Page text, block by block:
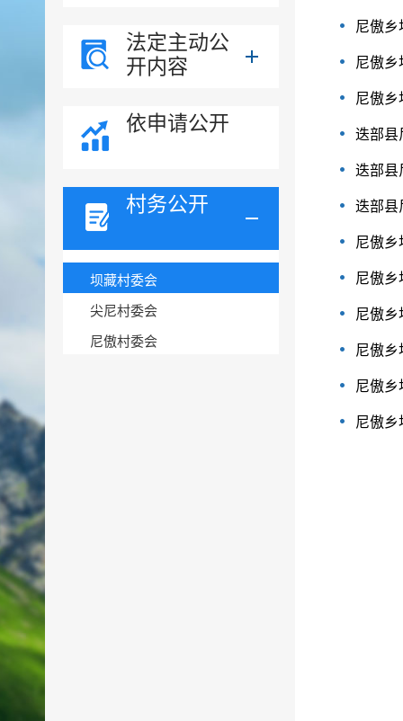
法定主动公
开内容
依申请公开
村务公开
坝藏村委会
尖尼村委会
尼傲村委会
尼傲
尼傲
尼傲
迭部县
迭部县
迭部县
尼傲
尼傲
尼傲
尼傲
尼傲
尼傲